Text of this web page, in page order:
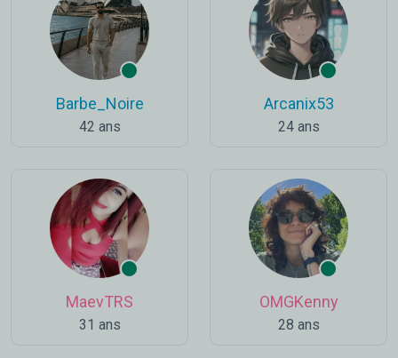
Barbe_Noire
42 ans
Arcanix53
24 ans
MaevTRS
31 ans
OMGKenny
28 ans